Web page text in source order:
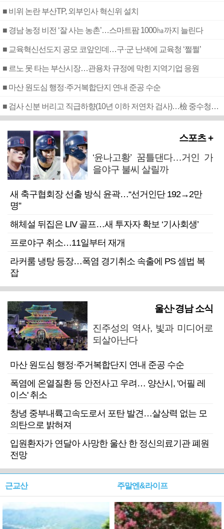
■ 비위 논란 부산TP, 외부인사 혁신위 설치
■ 경남 농정 비전 ‘잘 사는 농촌’…스마트팜 1000㏊까지 늘린다
■ 교육혁신선도지 공모 코앞인데…구·군 난색에 교육청 ‘쩔쩔’
■ 르노 못 타는 부산시장…관용차 규정에 막힌 지역기업 응원
■ 마산 원도심 행정·주거복합단지 연내 준공 수순
■ 검사 신분 버리고 직급하향(10년 이하 저연차 검사)…檢 중수청행 기피
스포츠 +
‘윤나고황’ 꿈틀댄다…거인 가
을야구 불씨 살릴까
새 축구협회장 선출 방식 윤곽…“선거인단 192→2만
명”
해체설 뒤집은 LIV 골프…새 투자자 확보 ‘기사회생’
프로야구 취소…11일부터 재개
라커룸 냉탕 등장…폭염 경기취소 속출에 PS 셈법 복
잡
울산·경남 소식
진주성의 역사, 빛과 미디어로
되살아난다
마산 원도심 행정·주거복합단지 연내 준공 수순
폭염에 온열질환 등 안전사고 우려… 양산시, '어필 레
이스' 취소
창녕 중부내륙고속도로서 포탄 발견…살상력 없는 모
의탄으로 밝혀져
입원환자가 연달아 사망한 울산 한 정신의료기관 폐원
전망
근교산 주말엔&라이프